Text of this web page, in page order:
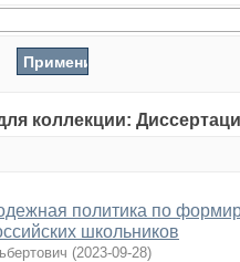
коллекции:
политика по
школьников
(2023-09-28)